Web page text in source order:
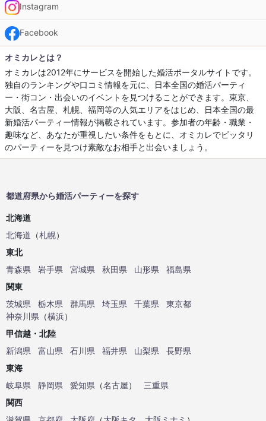
Instagram
Facebook
オミカレとは？
オミカレは2012年にサービスを開始した婚活ポータルサイトです。
独自のランキングや口コミ情報を元に、日本全国の婚活パーティ
ー・街コン・出会いのイベントを見つけることができます。東京、
大阪、名古屋、札幌、福岡等の人気エリアをはじめ、日本全国の最
新婚活パーティー情報が掲載されています。参加者の年齢・職業・
趣味など、あなたが重視したい条件をもとに、オミカレでピッタリ
のパーティーを見つけ素敵なお相手と出会いましょう。
都道府県から婚活パーティーを探す
北海道
北海道 （札幌）
東北
青森県
岩手県 宮城県 秋田県 山形県
福島県
関東
茨城県
栃木県 群馬県 埼玉県 千葉県
東京都
神奈川県 （横浜）
甲信越・北陸
新潟県
富山県 石川県 福井県 山梨県
長野県
東海
岐阜県
静岡県 愛知県 （名古屋）
三重県
関西